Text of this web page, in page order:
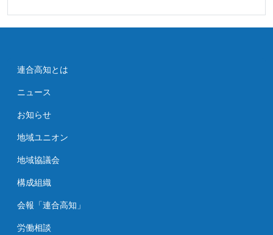
連合高知とは
ニュース
お知らせ
地域ユニオン
地域協議会
構成組織
会報「連合高知」
労働相談